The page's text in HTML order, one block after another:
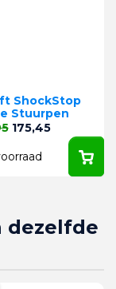
ShockStop
Stuurpen
prijs
Prijs
175,45
dezelfde